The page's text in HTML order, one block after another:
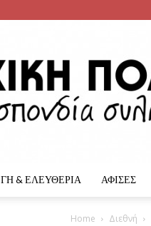
ΓΗ & ΕΛΕΥΘΕΡΙΑ ΑΦΙΣΕΣ
Home Διεθνή